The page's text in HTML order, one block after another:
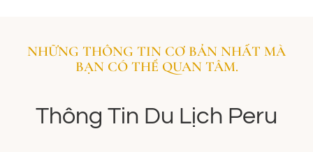
NHỮNG THÔNG TIN CƠ BẢN NHẤT MÀ
BẠN CÓ THỂ QUAN TÂM.
Thông Tin Du Lịch Peru